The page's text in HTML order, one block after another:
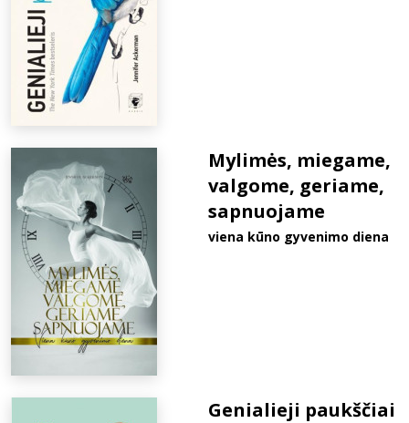
Mylimės, miegame,
valgome, geriame,
sapnuojame
viena kūno gyvenimo diena
Genialieji paukščiai